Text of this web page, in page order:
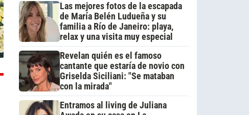
Las mejores fotos de la escapada
de María Belén Ludueña y su
familia a Río de Janeiro: playa,
relax y una visita muy especial
Revelan quién es el famoso
cantante que estaría de novio con
Griselda Siciliani: "Se mataban
con la mirada"
Entramos al living de Juliana